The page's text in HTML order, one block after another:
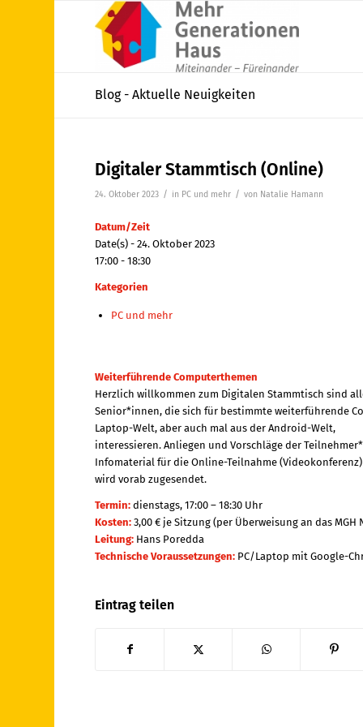
Blog - Aktuelle Neuigkeiten
Digitaler Stammtisch (Online)
24. Oktober 2023 / in PC und mehr / von Natalie Hamann
Datum/Zeit
Date(s) - 24. Oktober 2023
17:00 - 18:30
Kategorien
PC und mehr
Weiterführende Computerthemen
Herzlich willkommen zum Digitalen Stammtisch sind
Senior*innen, die sich für bestimmte weiterführende
Laptop-Welt, aber auch mal aus der Android-Welt,
interessieren. Anliegen und Vorschläge der
Infomaterial für die Online-Teilnahme (Videokonferenz)
wird vorab zugesendet.
Termin: dienstags, 17:00 – 18:30 Uhr
Kosten: 3,00 € je Sitzung (per Überweisung an das MGH
Leitung: Hans Poredda
Technische Voraussetzungen: PC/Laptop mit Google-
Eintrag teilen